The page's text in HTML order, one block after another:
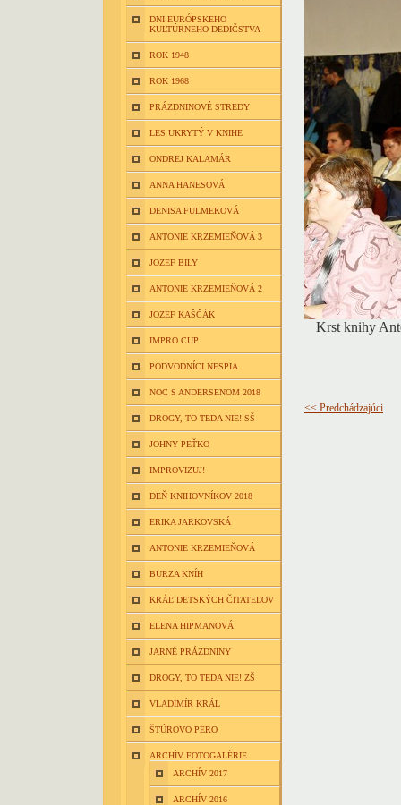
DNI EURÓPSKEHO
KULTÚRNEHO DEDIČSTVA
ROK 1948
ROK 1968
PRÁZDNINOVÉ STREDY
LES UKRYTÝ V KNIHE
ONDREJ KALAMÁR
ANNA HANESOVÁ
DENISA FULMEKOVÁ
ANTONIE KRZEMIEŇOVÁ 3
JOZEF BILY
ANTONIE KRZEMIEŇOVÁ 2
JOZEF KAŠČÁK
IMPRO CUP
PODVODNÍCI NESPIA
NOC S ANDERSENOM 2018
DROGY, TO TEDA NIE! SŠ
JOHNY PEŤKO
IMPROVIZUJ!
DEŇ KNIHOVNÍKOV 2018
ERIKA JARKOVSKÁ
ANTONIE KRZEMIEŇOVÁ
BURZA KNÍH
KRÁĽ DETSKÝCH ČITATEĽOV
ELENA HIPMANOVÁ
JARNÉ PRÁZDNINY
DROGY, TO TEDA NIE! ZŠ
VLADIMÍR KRÁL
ŠTÚROVO PERO
ARCHÍV FOTOGALÉRIE
ARCHÍV 2017
ARCHÍV 2016
Krst knihy
<< Predchádzajúci